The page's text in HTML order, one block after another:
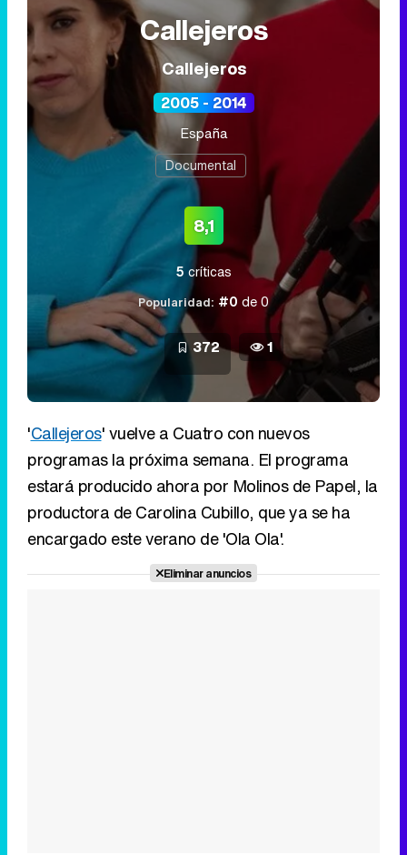
Callejeros
Callejeros
2005 - 2014
España
Documental
8,1
5 críticas
Popularidad: #0 de 0
372 1
'Callejeros' vuelve a Cuatro con nuevos
programas la próxima semana. El programa
estará producido ahora por Molinos de Papel, la
productora de Carolina Cubillo, que ya se ha
encargado este verano de 'Ola Ola'.
Eliminar anuncios